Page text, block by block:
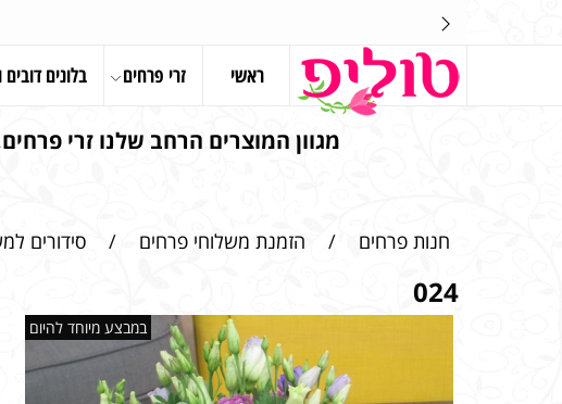
ראשי זרי פרחים בלונים
מגוון המוצרים הרחב שלנו זרי
חנות פרחים / הזמנת משלוחי פרחים / סידורים
024
במבצע מיוחד להיום